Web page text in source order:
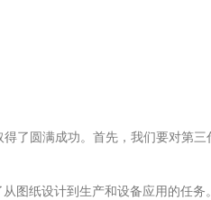
圆满成功。首先，我们要对第
图纸设计到生产和设备应用的任务